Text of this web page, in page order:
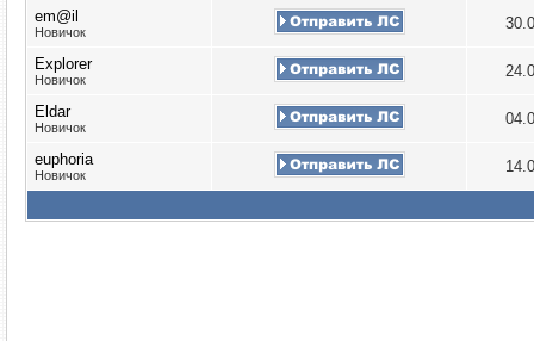
em@il
Новичок
Explorer
Новичок
Eldar
Новичок
euphoria
Новичок